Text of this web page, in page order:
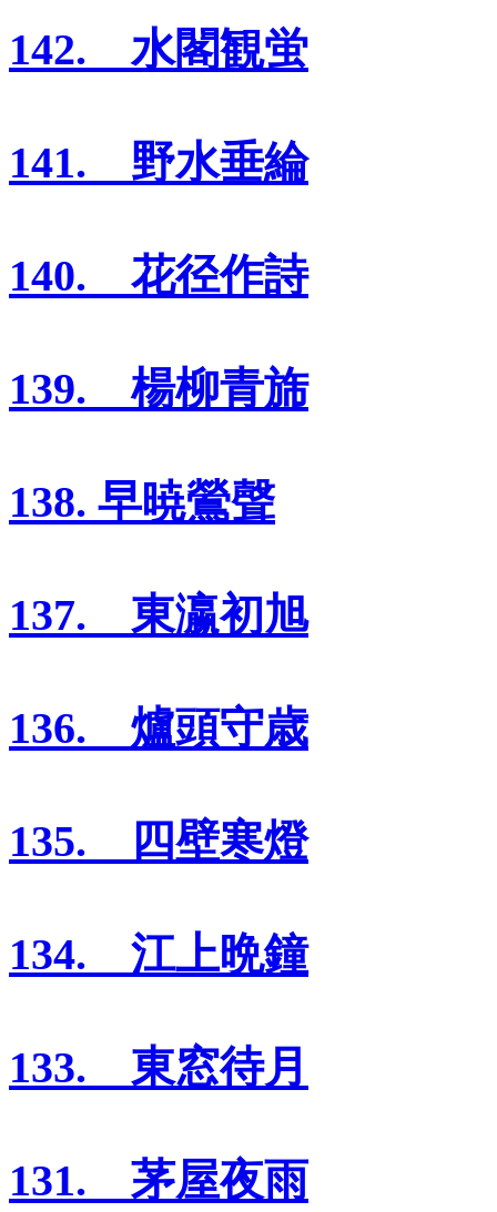
142. 水閣観蛍
141. 野水垂綸
140. 花径作詩
139. 楊柳青旆
138. 早暁鶯聲
137. 東瀛初旭
136. 爐頭守歳
135. 四壁寒燈
134. 江上晩鐘
133. 東窓待月
131. 茅屋夜雨